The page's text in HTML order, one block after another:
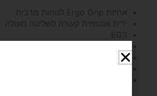
אחיזת Ergo Grip לנוחות מרבית
ידית אנטומית קעורה לשליטה מעולה
EGS
סיבוב 100%